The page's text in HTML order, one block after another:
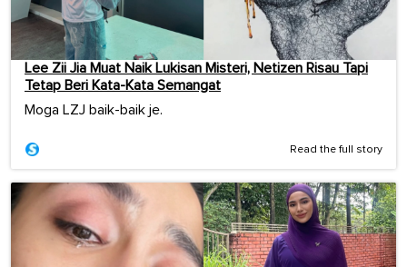
Lee Zii Jia Muat Naik Lukisan Misteri, Netizen Risau Tapi
Tetap Beri Kata-Kata Semangat
Moga LZJ baik-baik je.
Read the full story